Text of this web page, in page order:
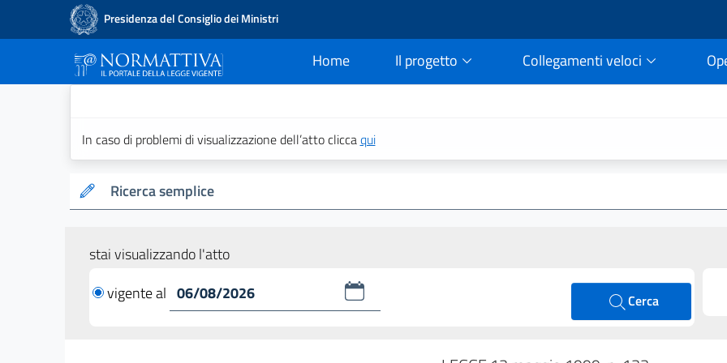
Presidenza del Consiglio dei Ministri
Home
current Il progetto Collegamenti veloci
In caso di problemi di visualizzazione dell’atto cliccaqui
Ricerca semplice
stai visualizzando l'atto
vigente al
Cerca